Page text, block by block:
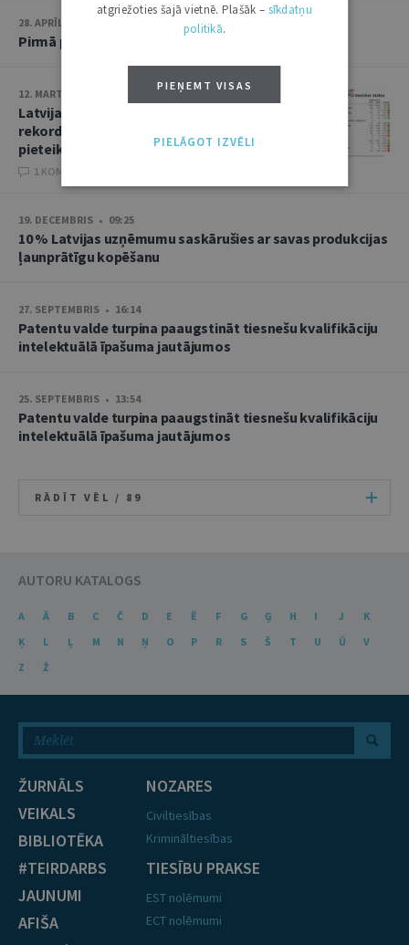
28. APRĪLIS • 10:48
Pirmā publiskā patentu datubāze Latvijā
12. MARTS • 12:45
Latvijas pieteicēji pērn iesniedza
rekordlielu Eiropas patentu
pieteikumu skaitu
1 KOMENTĀRI
19. DECEMBRIS • 09:25
10 % Latvijas uzņēmumu saskārušies ar savas produkcijas
ļaunprātīgu kopēšanu
27. SEPTEMBRIS • 16:14
Patentu valde turpina paaugstināt tiesnešu kvalifikāciju
intelektuālā īpašuma jautājumos
25. SEPTEMBRIS • 13:54
Patentu valde turpina paaugstināt tiesnešu kvalifikāciju
intelektuālā īpašuma jautājumos
RĀDĪT VĒL / 89
AUTORU KATALOGS
A Ā B C Č D E Ē F G Ģ H I J
K
Ķ
L Ļ M N Ņ O P R S Š T U Ū
V
Z
Ž
ŽURNĀLS
VEIKALS
BIBLIOTĒKA
#TEIRDARBS
JAUNUMI
AFIŠA
NOZARES
Civiltiesības
Krimināltiesības
TIESĪBU PRAKSE
EST nolēmumi
ECT nolēmumi
atgriežoties šajā vietnē. Plašāk – sīkdatņu
politikā.
PIEŅEMT VISAS
PIELĀGOT IZVĒLI